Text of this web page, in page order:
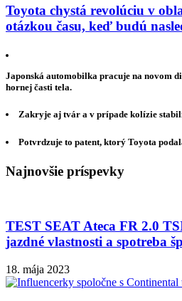
Toyota chystá revolúciu v
otázkou času, keď budú
Japonská automobilka pracuje na novom
hornej časti tela.
Zakryje aj tvár a v prípade kolízie
Potvrdzuje to patent, ktorý Toyota
Najnovšie príspevky
TEST SEAT Ateca FR 2.0
jazdné vlastnosti a spotreba
18. mája 2023